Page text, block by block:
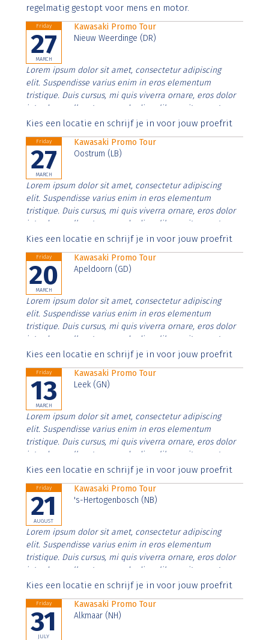
regelmatig gestopt voor mens en motor.
Friday
27
MARCH
Kawasaki Promo Tour
Nieuw Weerdinge (DR)
Lorem ipsum dolor sit amet, consectetur adipiscing
elit. Suspendisse varius enim in eros elementum
tristique. Duis cursus, mi quis viverra ornare, eros dolor
interdum nulla, ut commodo diam libero vitae erat.
Aenean faucibus nibh et justo cursus id rutrum lorem
Kies een locatie en schrijf je in voor jouw proefrit
Friday
27
MARCH
Kawasaki Promo Tour
Oostrum (LB)
Lorem ipsum dolor sit amet, consectetur adipiscing
elit. Suspendisse varius enim in eros elementum
tristique. Duis cursus, mi quis viverra ornare, eros dolor
interdum nulla, ut commodo diam libero vitae erat.
Aenean faucibus nibh et justo cursus id rutrum lorem
Kies een locatie en schrijf je in voor jouw proefrit
Friday
20
MARCH
Kawasaki Promo Tour
Apeldoorn (GD)
Lorem ipsum dolor sit amet, consectetur adipiscing
elit. Suspendisse varius enim in eros elementum
tristique. Duis cursus, mi quis viverra ornare, eros dolor
interdum nulla, ut commodo diam libero vitae erat.
Aenean faucibus nibh et justo cursus id rutrum lorem
Kies een locatie en schrijf je in voor jouw proefrit
Friday
13
MARCH
Kawasaki Promo Tour
Leek (GN)
Lorem ipsum dolor sit amet, consectetur adipiscing
elit. Suspendisse varius enim in eros elementum
tristique. Duis cursus, mi quis viverra ornare, eros dolor
interdum nulla, ut commodo diam libero vitae erat.
Aenean faucibus nibh et justo cursus id rutrum lorem
Kies een locatie en schrijf je in voor jouw proefrit
Friday
21
AUGUST
Kawasaki Promo Tour
's-Hertogenbosch (NB)
Lorem ipsum dolor sit amet, consectetur adipiscing
elit. Suspendisse varius enim in eros elementum
tristique. Duis cursus, mi quis viverra ornare, eros dolor
interdum nulla, ut commodo diam libero vitae erat.
Aenean faucibus nibh et justo cursus id rutrum lorem
Kies een locatie en schrijf je in voor jouw proefrit
Friday
31
JULY
Kawasaki Promo Tour
Alkmaar (NH)